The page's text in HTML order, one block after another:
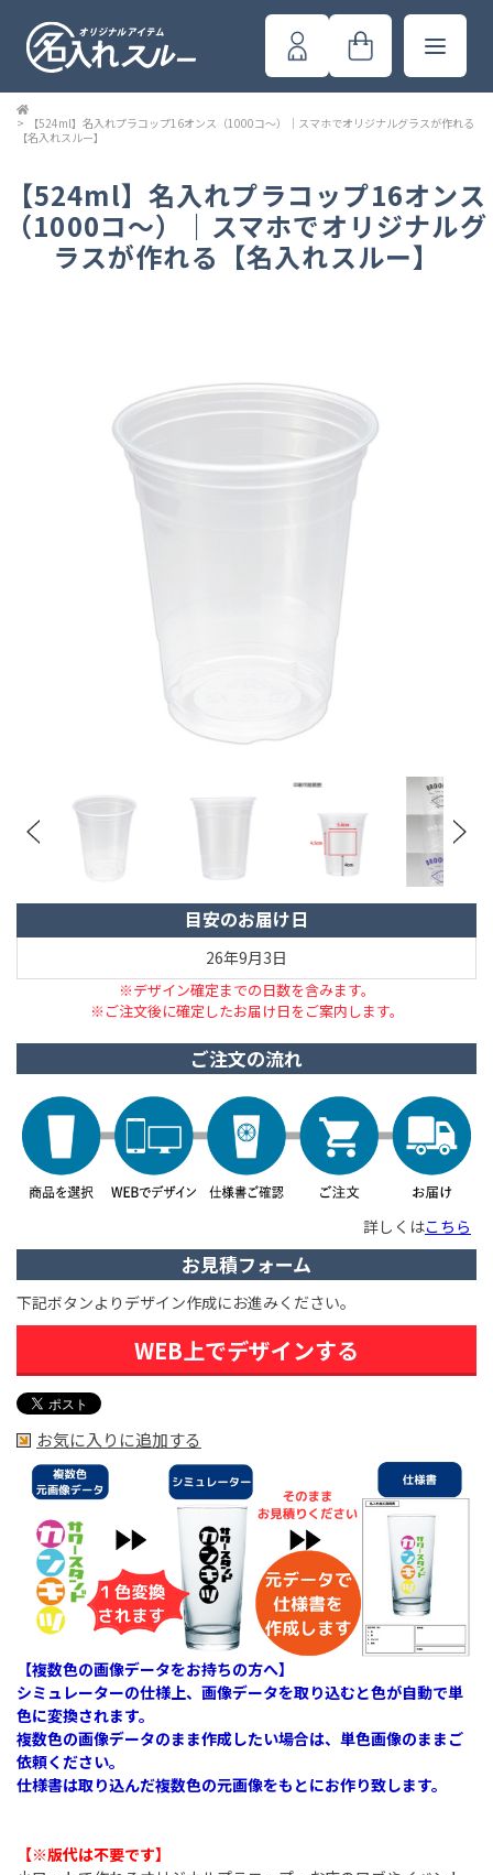
>
【524ml】名入れプラコップ16オンス（1000コ～）｜スマホでオリジナルグラスが作れる
【名入れスルー】
【524ml】名入れプラコップ16オンス
（1000コ～）｜スマホでオリジナルグ
ラスが作れる【名入れスルー】
目安のお届け日
26年9月3日
※デザイン確定までの日数を含みます。
※ご注文後に確定したお届け日をご案内します。
ご注文の流れ
詳しくはこちら
お見積フォーム
下記ボタンよりデザイン作成にお進みください。
WEB上でデザインする
お気に入りに追加する
【複数色の画像データをお持ちの方へ】
シミュレーターの仕様上、画像データを取り込むと色が自動で単
色に変換されます。
複数色の画像データのまま作成したい場合は、単色画像のままご
依頼ください。
仕様書は取り込んだ複数色の元画像をもとにお作り致します。
【※版代は不要です】​